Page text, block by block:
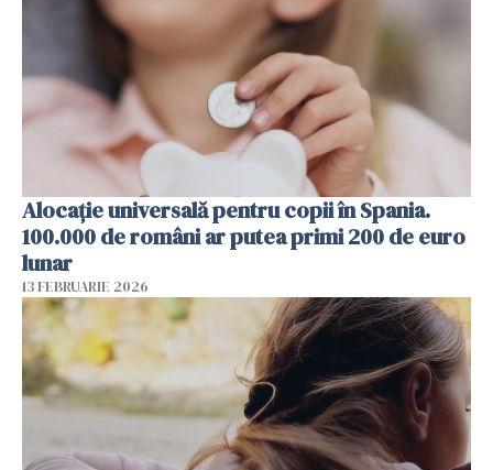
Alocație universală pentru copii în Spania.
100.000 de români ar putea primi 200 de euro
lunar
13 FEBRUARIE 2026